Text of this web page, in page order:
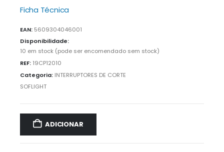
Ficha Técnica
EAN: 5609304046001
Disponibilidade:
10 em stock (pode ser encomendado sem stock)
REF: 19CP12010
Categoria: INTERRUPTORES DE CORTE
SOFLIGHT
ADICIONAR